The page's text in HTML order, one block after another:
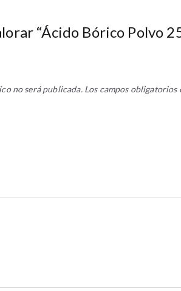
“Ácido Bórico Polvo
no será publicada. Los campos obligatorios